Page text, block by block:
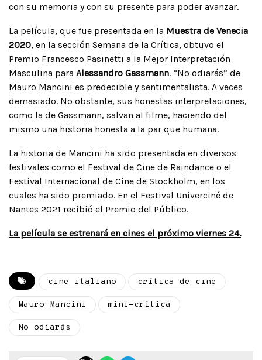
con su memoria y con su presente para poder avanzar.
La película, que fue presentada en la Muestra de Venecia
2020, en la sección Semana de la Crítica, obtuvo el
Premio Francesco Pasinetti a la Mejor Interpretación
Masculina para Alessandro Gassmann. “No odiarás” de
Mauro Mancini es predecible y sentimentalista. A veces
demasiado. No obstante, sus honestas interpretaciones,
como la de Gassmann, salvan al filme, haciendo del
mismo una historia honesta a la par que humana.
La historia de Mancini ha sido presentada en diversos
festivales como el Festival de Cine de Raindance o el
Festival Internacional de Cine de Stockholm, en los
cuales ha sido premiado. En el Festival Univerciné de
Nantes 2021 recibió el Premio del Público.
La película se estrenará en cines el próximo viernes 24.
cine italiano crítica de cine
Mauro Mancini mini-crítica
No odiarás